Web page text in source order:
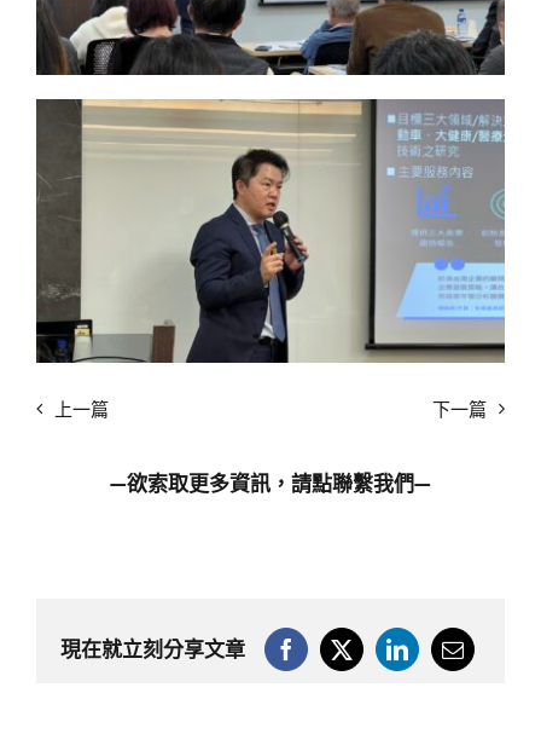
上一篇 下一篇
—欲索取更多資訊，請點聯繫我們—
現在就立刻分享文章